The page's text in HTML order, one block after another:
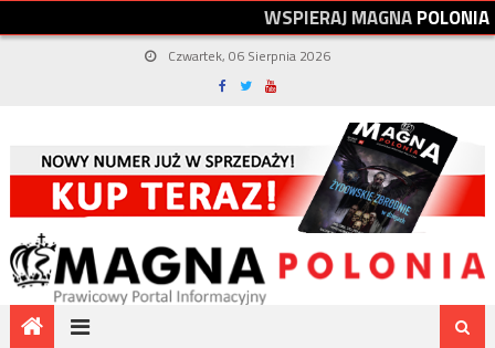
WSPIERAJMAGNAPOLONIA
Czwartek, 06 Sierpnia 2026